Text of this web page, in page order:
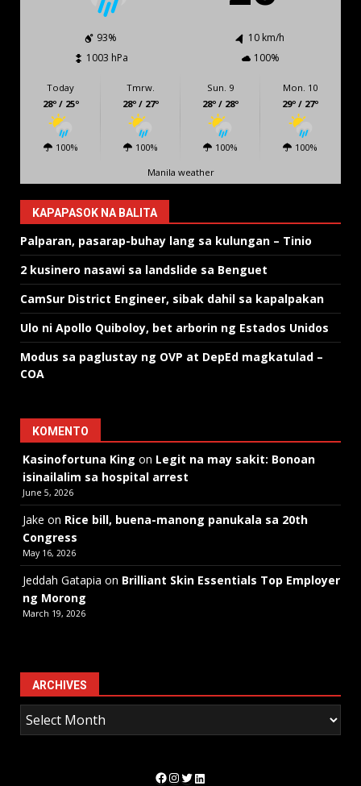
93%
10 km/h
1003 hPa
100%
Today
28º / 25º
100%
Tmrw.
28º / 27º
100%
Sun. 9
28º / 28º
100%
Mon. 10
29º / 27º
100%
Manila weather
KAPAPASOK NA BALITA
Palparan, pasarap-buhay lang sa kulungan – Tinio
2 kusinero nasawi sa landslide sa Benguet
CamSur District Engineer, sibak dahil sa kapalpakan
Ulo ni Apollo Quiboloy, bet arborin ng Estados Unidos
Modus sa paglustay ng OVP at DepEd magkatulad –
COA
KOMENTO
Kasinofortuna King on Legit na may sakit: Bonoan
isinailalim sa hospital arrest
June 5, 2026
Jake on Rice bill, buena-manong panukala sa 20th
Congress
May 16, 2026
Jeddah Gatapia on Brilliant Skin Essentials Top Employer
ng Morong
March 19, 2026
ARCHIVES
Facebook
Instagram
Twitter
LinkedIn